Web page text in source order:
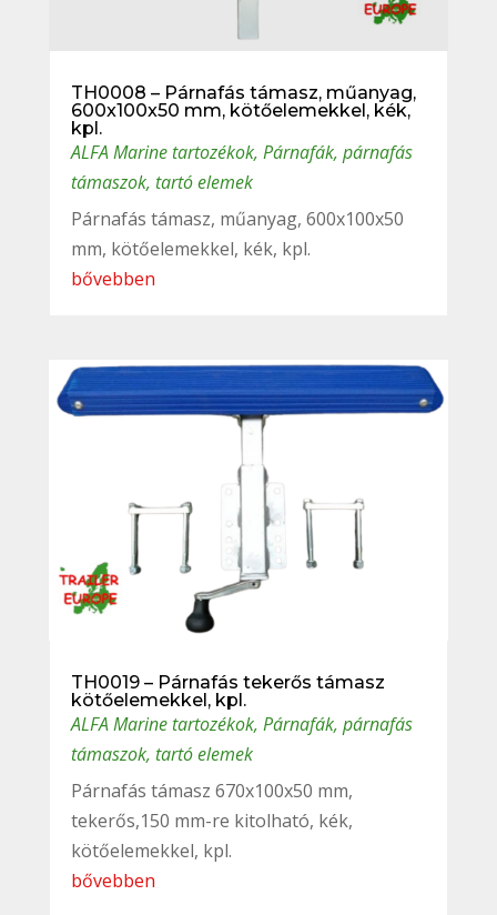
TH0008 – Párnafás támasz, műanyag,
600x100x50 mm, kötőelemekkel, kék,
kpl.
ALFA Marine tartozékok, Párnafák, párnafás
támaszok, tartó elemek
Párnafás támasz, műanyag, 600x100x50
mm, kötőelemekkel, kék, kpl.
bővebben
TH0019 – Párnafás tekerős támasz
kötőelemekkel, kpl.
ALFA Marine tartozékok, Párnafák, párnafás
támaszok, tartó elemek
Párnafás támasz 670x100x50 mm,
tekerős,150 mm-re kitolható, kék,
kötőelemekkel, kpl.
bővebben